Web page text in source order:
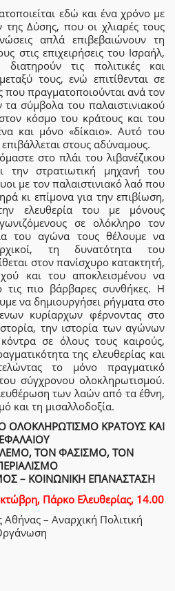
εδώ και ένα χρόνο με
Δύσης, που οι χλιαρές τους
απλά επιβεβαιώνουν τη
στις επιχειρήσεις του Ισραήλ,
τις πολιτικές και
τους, ενώ επιτίθενται σε
που πραγματοποιούνται ανά τον
τα σύμβολα του παλαιστινιακού
κόσμο του κράτους και του
και μόνο «δίκαιο». Αυτό του
στους αδύναμους.
στο πλάι του λιβανέζικου
την στρατιωτική μηχανή του
με τον παλαιστινιακό λαό που
κι επίμονα για την επιβίωση,
ελευθερία του με μόνους
σε ολόκληρο τον
του αγώνα τους θέλουμε να
τη δυνατότητα του
στον πανίσχυρο κατακτητή,
και του αποκλεισμένου να
τις πιο βάρβαρες συνθήκες. Η
να δημιουργήσει ρήγματα στο
κυρίαρχων φέρνοντας στο
την ιστορία των αγώνων
σε όλους τους καιρούς,
της ελευθερίας και
το μόνο πραγματικό
σύγχρονου ολοκληρωτισμού.
των λαών από τα έθνη,
και τη μισαλλοδοξία.
ΟΛΟΚΛΗΡΩΤΙΣΜΟ ΚΡΑΤΟΥΣ ΚΑΙ
ΤΟΝ ΦΑΣΙΣΜΟ, ΤΟΝ
– ΚΟΙΝΩΝΙΚΗ ΕΠΑΝΑΣΤΑΣΗ
Πάρκο Ελευθερίας, 14.00
Αθήνας – Αναρχική Πολιτική